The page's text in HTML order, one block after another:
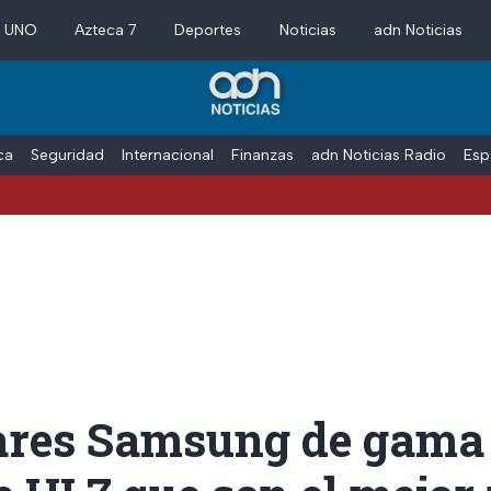
Azteca 7 Deportes Noticias adn Noticias
Seguridad Internacional Finanzas adn Noticias Radio
Samsung de